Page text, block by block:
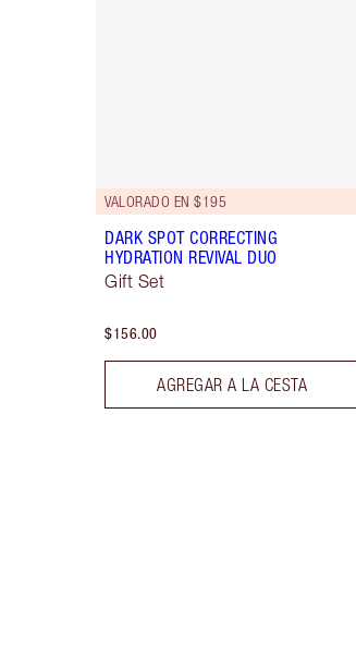
VALORADO EN $195
DARK SPOT CORRECTING
HYDRATION REVIVAL DUO
Gift Set
$156.00
AGREGAR A LA CESTA